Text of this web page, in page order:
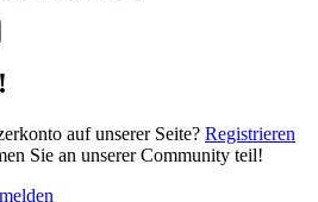
auf unserer Seite? Registrieren
Sie an unserer Community teil!